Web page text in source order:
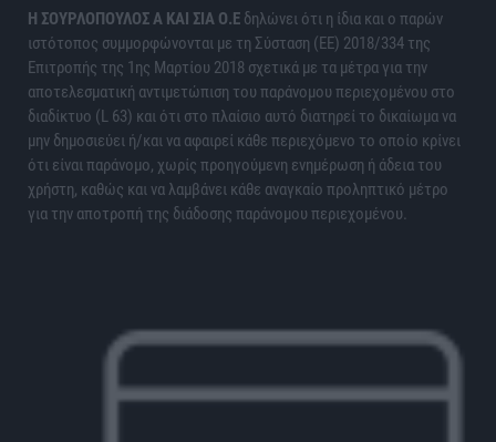
H ΣΟΥΡΛΟΠΟΥΛΟΣ Α ΚΑΙ ΣΙΑ Ο.Ε δηλώνει ότι η ίδια και ο παρών
ιστότοπος συμμορφώνονται με τη Σύσταση (ΕΕ) 2018/334 της
Επιτροπής της 1ης Μαρτίου 2018 σχετικά με τα μέτρα για την
αποτελεσματική αντιμετώπιση του παράνομου περιεχομένου στο
διαδίκτυο (L 63) και ότι στο πλαίσιο αυτό διατηρεί το δικαίωμα να
μην δημοσιεύει ή/και να αφαιρεί κάθε περιεχόμενο το οποίο κρίνει
ότι είναι παράνομο, χωρίς προηγούμενη ενημέρωση ή άδεια του
χρήστη, καθώς και να λαμβάνει κάθε αναγκαίο προληπτικό μέτρο
για την αποτροπή της διάδοσης παράνομου περιεχομένου.